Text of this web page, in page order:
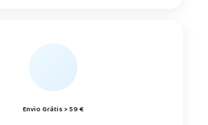
Envio Grátis > 59 €